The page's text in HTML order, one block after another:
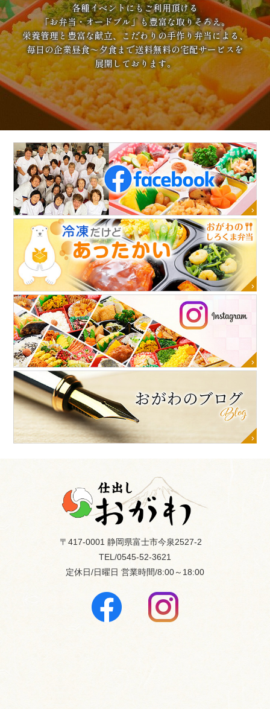
各種イベントにもご利用頂ける
「お弁当・オードブル」も豊富な取りそろえ。
栄養管理と豊富な献立、こだわりの手作り弁当による、
毎日の企業昼食～夕食まで送料無料の宅配サービスを
展開しております。
〒417-0001 静岡県富士市今泉2527-2
TEL/0545-52-3621
定休日/日曜日 営業時間/8:00～18:00